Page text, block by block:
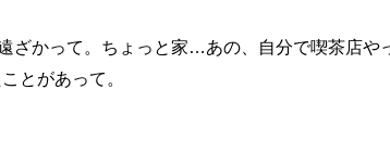
かって。ちょっと家…あの、自分で喫茶店や
とがあって。